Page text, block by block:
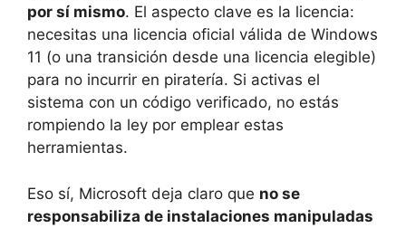
por sí mismo. El aspecto clave es la licencia:
necesitas una licencia oficial válida de Windows
11 (o una transición desde una licencia elegible)
para no incurrir en piratería. Si activas el
sistema con un código verificado, no estás
rompiendo la ley por emplear estas
herramientas.
Eso sí, Microsoft deja claro que no se
responsabiliza de instalaciones manipuladas